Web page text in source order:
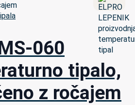
060
tipalo,
z ročajem